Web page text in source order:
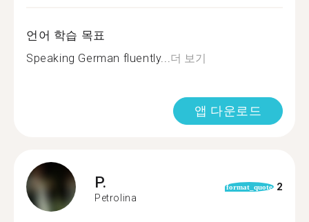
언어 학습 목표
Speaking German fluently...더 보기
앱 다운로드
P.
Petrolina
format_quote 2